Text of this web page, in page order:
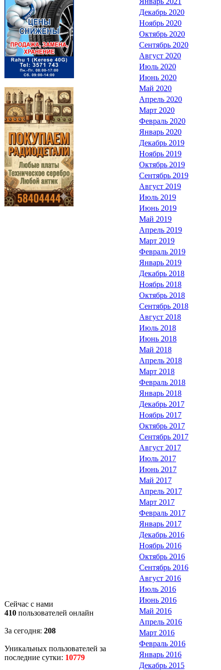
Сейчас с нами
410 пользователей онлайн
За сегодня: 208
Уникальных пользователей за
последние сутки: 10779
Декабрь 2020
Ноябрь 2020
Октябрь 2020
Сентябрь 2020
Август 2020
Июль 2020
Июнь 2020
Май 2020
Апрель 2020
Март 2020
Февраль 2020
Январь 2020
Декабрь 2019
Ноябрь 2019
Октябрь 2019
Сентябрь 2019
Август 2019
Июль 2019
Июнь 2019
Май 2019
Апрель 2019
Март 2019
Февраль 2019
Январь 2019
Декабрь 2018
Ноябрь 2018
Октябрь 2018
Сентябрь 2018
Август 2018
Июль 2018
Июнь 2018
Май 2018
Апрель 2018
Март 2018
Февраль 2018
Январь 2018
Декабрь 2017
Ноябрь 2017
Октябрь 2017
Сентябрь 2017
Август 2017
Июль 2017
Июнь 2017
Май 2017
Апрель 2017
Март 2017
Февраль 2017
Январь 2017
Декабрь 2016
Ноябрь 2016
Октябрь 2016
Сентябрь 2016
Август 2016
Июль 2016
Июнь 2016
Май 2016
Апрель 2016
Март 2016
Февраль 2016
Январь 2016
Декабрь 2015